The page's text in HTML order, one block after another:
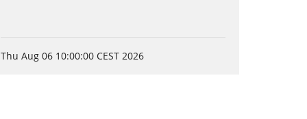
Thu Aug 06 10:00:00 CEST 2026